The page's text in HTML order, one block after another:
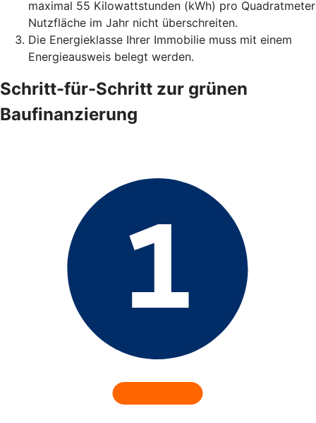
maximal 55 Kilowattstunden (kWh) pro Quadratmeter
Nutzfläche im Jahr nicht überschreiten.
Die Energieklasse Ihrer Immobilie muss mit einem
Energieausweis belegt werden.
Schritt-für-Schritt zur grünen
Baufinanzierung